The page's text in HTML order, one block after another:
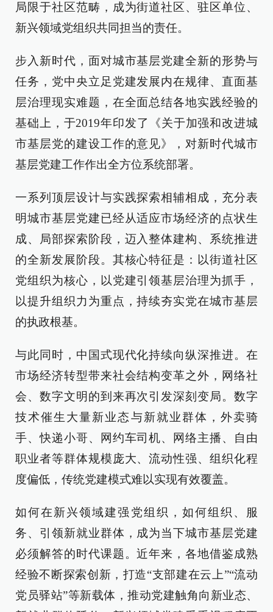
局限于社区范畴，成为街道社区、驻区单位、
新兴领域党组织共同担当的责任。
步入新时代，面对城市基层党建全新的形势与
任务，党中央立足党建发展内在规律、直面基
层治理现实难题，在全面总结各地实践经验的
基础上，于2019年印发了《关于加强和改进城
市基层党的建设工作的意见》，对新时代城市
基层党建工作作出全方位系统部署。
一系列顶层设计与实践探索相辅相成，充分表
明城市基层党建已经从适应市场经济的点状生
成、局部探索阶段，迈入整体建构、系统推进
的全新发展阶段。其核心特征是：以街道社区
党组织为核心，以党建引领基层治理为抓手，
以提升组织力为重点，持续夯实党在城市基层
的执政根基。
与此同时，中国式现代化持续向纵深推进。在
市场经济转型带来社会结构变革之外，网络社
会、数字文明的到来再次引发深刻变局。数字
技术催生大量新业态与新就业群体，外卖骑
手、快递小哥、网约车司机、网络主播、自由
职业者等群体规模庞大、流动性强、组织化程
度偏低，传统党建模式难以实现有效覆盖。
如何在新兴领域建强党组织，如何组织、服
务、引领新就业群体，成为当下城市基层党建
必须解答的时代课题。近年来，各地借鉴成熟
经验不断探索创新，打造“支部建在云上”“流动
党员驿站”等新载体，推动党建触角向新业态、